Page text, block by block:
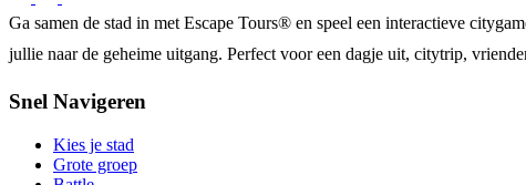
Ga samen de stad in met Escape Tours® en speel een interactieve
jullie naar de geheime uitgang. Perfect voor een dagje uit, citytrip,
Snel Navigeren
Kies je stad
Grote groep